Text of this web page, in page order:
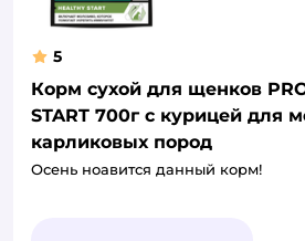
5
Корм сухой для щенков
START 700г с курицей для
карликовых пород
Осень ноавится данный корм!